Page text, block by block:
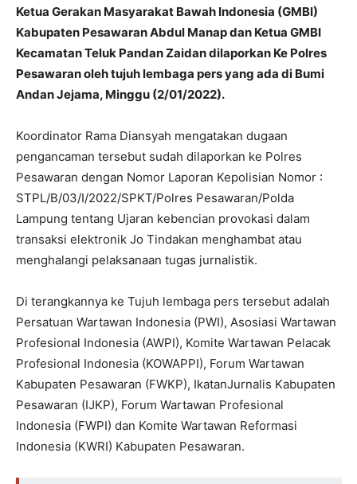
Ketua Gerakan Masyarakat Bawah Indonesia (GMBI)
Kabupaten Pesawaran Abdul Manap dan Ketua GMBI
Kecamatan Teluk Pandan Zaidan dilaporkan Ke Polres
Pesawaran oleh tujuh lembaga pers yang ada di Bumi
Andan Jejama, Minggu (2/01/2022).
Koordinator Rama Diansyah mengatakan dugaan
pengancaman tersebut sudah dilaporkan ke Polres
Pesawaran dengan Nomor Laporan Kepolisian Nomor :
STPL/B/03/I/2022/SPKT/Polres Pesawaran/Polda
Lampung tentang Ujaran kebencian provokasi dalam
transaksi elektronik Jo Tindakan menghambat atau
menghalangi pelaksanaan tugas jurnalistik.
Di terangkannya ke Tujuh lembaga pers tersebut adalah
Persatuan Wartawan Indonesia (PWI), Asosiasi Wartawan
Profesional Indonesia (AWPI), Komite Wartawan Pelacak
Profesional Indonesia (KOWAPPI), Forum Wartawan
Kabupaten Pesawaran (FWKP), IkatanJurnalis Kabupaten
Pesawaran (IJKP), Forum Wartawan Profesional
Indonesia (FWPI) dan Komite Wartawan Reformasi
Indonesia (KWRI) Kabupaten Pesawaran.